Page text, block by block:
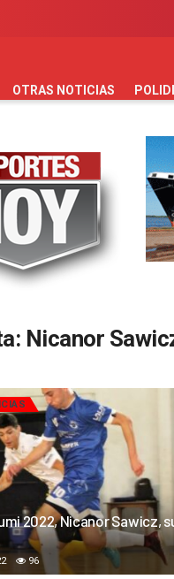
OTRAS NOTICIAS
Nicanor
2022, Nicanor Sawicz,
96